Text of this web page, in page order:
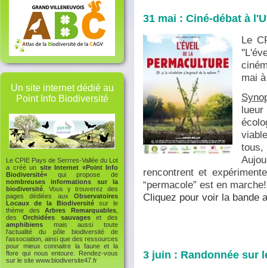
Un site internet dédié au
Point Info Biodiversité
Le CPIE Pays de Serrres-Vallée du Lot
a créé un site Internet «Point Info
Biodiversité» qui propose de
nombreuses informations sur la
biodiversité . Vous y trouverez des
pages dédiées aux Observatoires
Locaux de la Biodiversité sur le
thème desArbres Remarquables
des Orchidées sauvageset des
amphibiens mais aussi toute
l'actualité du pôle biodiversité de
l'association, ainsi que des ressources
pour mieux connaitre la faune et la
flore qui nous entoure. Rendez-vous
sur le site www.biodiversite47.fr
31 mai : Ciné-débat à
Le
mai
rencontrent et
“permacole” est en marche!
Cliquez pour voir la bande
3 juin : Randonnée sur